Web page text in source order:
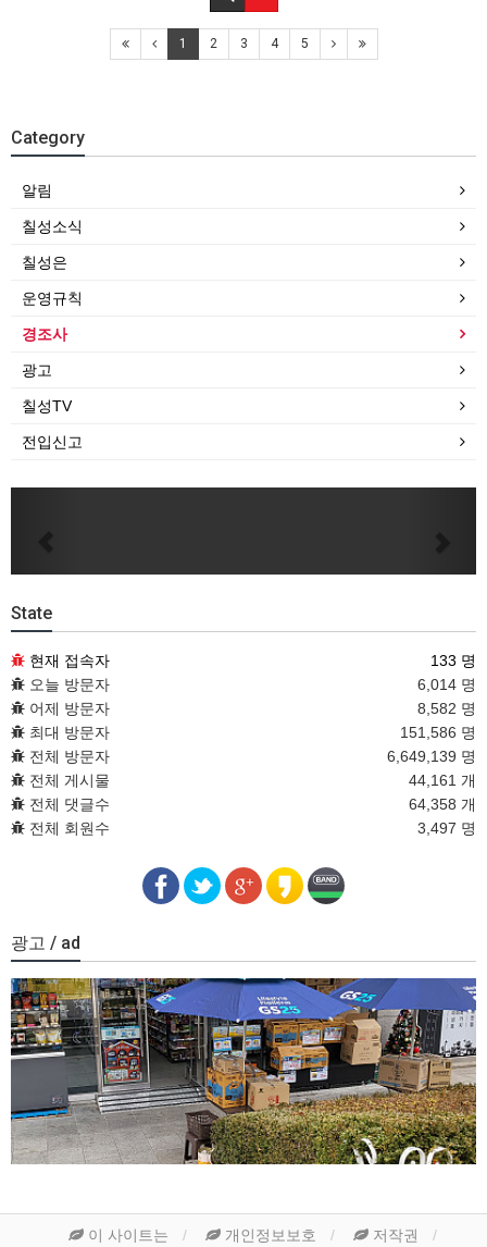
1 2 3 4 5
Category
알림
칠성소식
칠성은
운영규칙
경조사
광고
칠성TV
전입신고
State
현재 접속자
133 명
오늘 방문자
6,014 명
어제 방문자
8,582 명
최대 방문자
151,586 명
전체 방문자
6,649,139 명
전체 게시물
44,161 개
전체 댓글수
64,358 개
전체 회원수
3,497 명
광고 / ad
이 사이트는 개인정보보호 저작권